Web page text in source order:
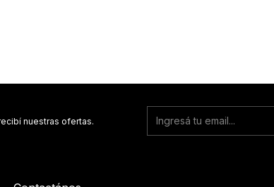
nuestras ofertas.